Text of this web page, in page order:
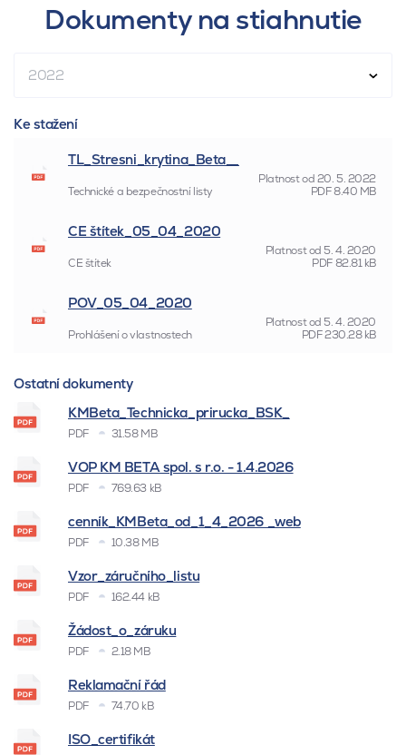
Dokumenty na stiahnutie
2022
Ke stažení
TL_Stresni_krytina_Beta__
Platnost od20. 5. 2022
Technické a bezpečnostní listy
PDF8.40 MB
CE štítek_05_04_2020
Platnost od 5. 4. 2020
CE štítek
PDF82.81 kB
POV_05_04_2020
Platnost od 5. 4. 2020
Prohlášení o vlastnostech
PDF230.28 kB
Ostatní dokumenty
KMBeta_Technicka_prirucka_BSK_
PDF 31.58 MB
VOP KM BETA spol. s r.o. - 1.4.2026
PDF 769.63 kB
cenník_KMBeta_od_1_4_2026 _web
PDF 10.38 MB
Vzor_záručního_listu
PDF 162.44 kB
Žádost_o_záruku
PDF 2.18 MB
Reklamační řád
PDF 74.70 kB
ISO_certifikát